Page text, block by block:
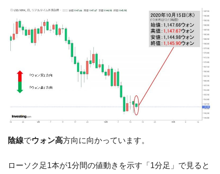
『Money1』
韓国は「中国と同じく」投資に不適格な国
だ。
『Money1』
『韓国銀行』が「金の保有量を増やしま
す」⇒「金を経由するドル入手」手段ではないのか？
韓国･外為取引量「1日当たり1,214.4億ド
ル」まで拡大 ⇒ 海外資金の動きに強く左右される状態
『Money1』
韓国･帰ってきた李在明。李在明を支持しな
『Money1』
韓国大統領府ボンクラ政策室長が告発され
断
動」
陰線でウォン高方向に向かっています。
ローソク足1本が1分間の値動きを示す「1分足」で見ると